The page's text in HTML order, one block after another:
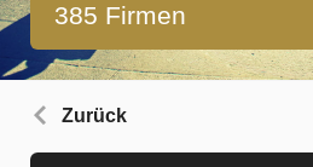
385 Firmen
Zurück